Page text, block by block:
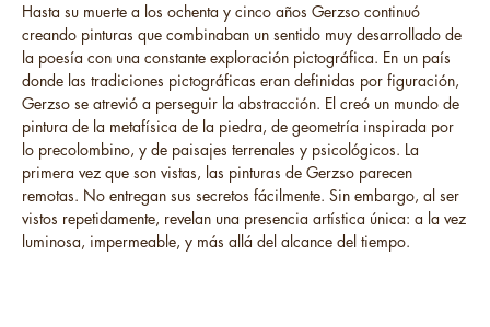
Hasta su muerte a los ochenta y cinco años Gerzso continuó
creando pinturas que combinaban un sentido muy desarrollado de
la poesía con una constante exploración pictográfica. En un país
donde las tradiciones pictográficas eran definidas por figuración,
Gerzso se atrevió a perseguir la abstracción. El creó un mundo de
pintura de la metafísica de la piedra, de geometría inspirada por
lo precolombino, y de paisajes terrenales y psicológicos. La
primera vez que son vistas, las pinturas de Gerzso parecen
remotas. No entregan sus secretos fácilmente. Sin embargo, al ser
vistos repetidamente, revelan una presencia artística única: a la vez
luminosa, impermeable, y más allá del alcance del tiempo.